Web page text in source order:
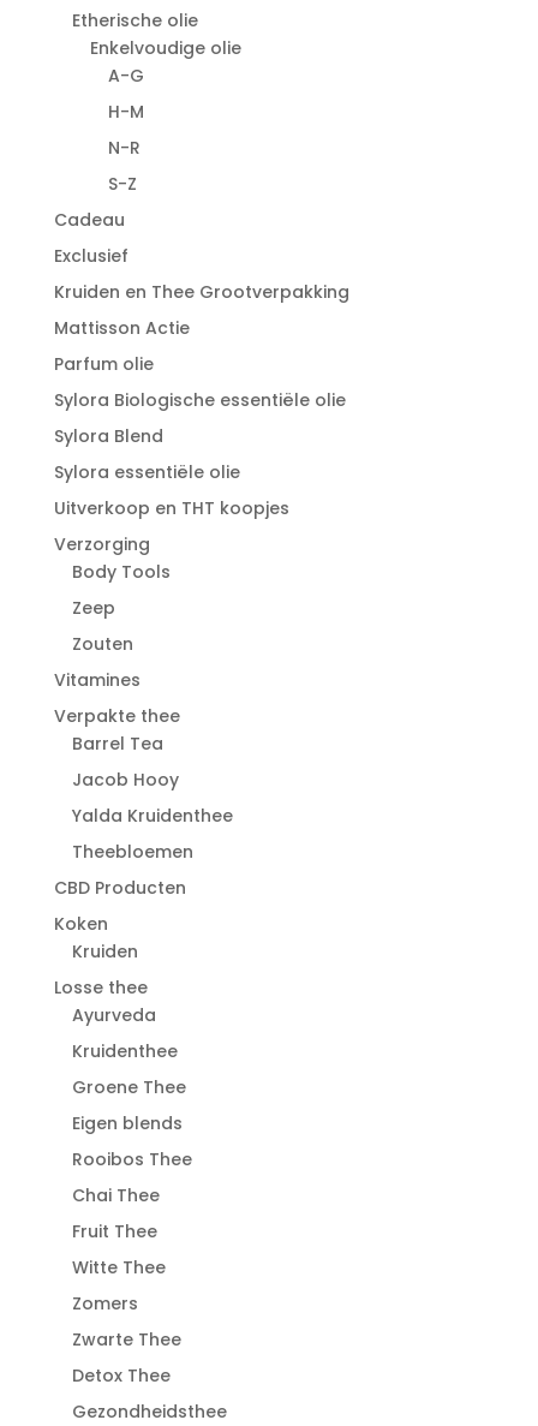
Etherische olie
Enkelvoudige olie
A-G
H-M
N-R
S-Z
Cadeau
Exclusief
Kruiden en Thee Grootverpakking
Mattisson Actie
Parfum olie
Sylora Biologische essentiële olie
Sylora Blend
Sylora essentiële olie
Uitverkoop en THT koopjes
Verzorging
Body Tools
Zeep
Zouten
Vitamines
Verpakte thee
Barrel Tea
Jacob Hooy
Yalda Kruidenthee
Theebloemen
CBD Producten
Koken
Kruiden
Losse thee
Ayurveda
Kruidenthee
Groene Thee
Eigen blends
Rooibos Thee
Chai Thee
Fruit Thee
Witte Thee
Zomers
Zwarte Thee
Detox Thee
Gezondheidsthee